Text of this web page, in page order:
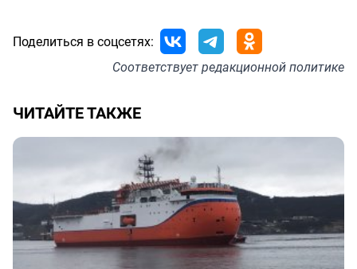
Поделиться в соцсетях:
Соответствуетредакционной политике
ЧИТАЙТЕ ТАКЖЕ